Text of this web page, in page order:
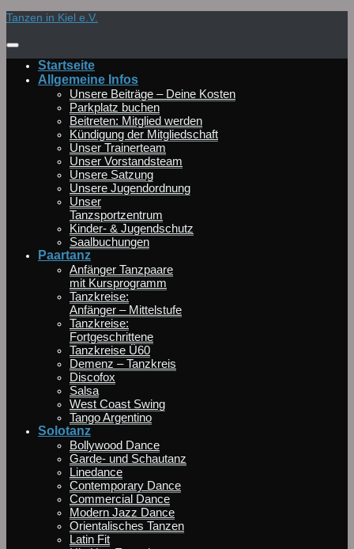
Zum
springen
Tanzen in Kiel e.V.
Startseite
Allgemeine Infos
Unsere Beiträge – Deine Kosten
Parkplatz buchen
Beitreten: Mitglied werden
Kündigung der Mitgliedschaft
Unser Trainerteam
Unser Vorstandsteam
Unsere Satzung
Unsere Jugendordnung
Unser
Tanzsportzentrum
Kinder- & Jugendschutz
Saalbuchungen
Paartanz
Anfänger Tanzpaare
mit Kursprogramm
Tanzkreise:
Anfänger – Mittelstufe
Tanzkreise:
Fortgeschrittene
Tanzkreise Ü60
Demenz – Tanzkreis
Discofox
Salsa
West Coast Swing
Tango Argentino
Solotanz
Bollywood Dance
Garde- und Schautanz
Linedance
Contemporary Dance
Commercial Dance
Modern Jazz Dance
Orientalisches Tanzen
Latin Fit